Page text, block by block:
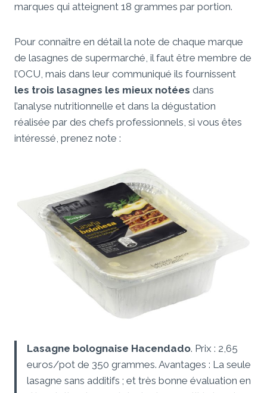
marques qui atteignent 18 grammes par portion.
Pour connaître en détail la note de chaque marque
de lasagnes de supermarché, il faut être membre de
l’OCU, mais dans leur communiqué ils fournissent
les trois lasagnes les mieux notées dans
l’analyse nutritionnelle et dans la dégustation
réalisée par des chefs professionnels, si vous êtes
intéressé, prenez note :
Lasagne bolognaise Hacendado. Prix ​​: 2,65
euros/pot de 350 grammes. Avantages : La seule
lasagne sans additifs ; et très bonne évaluation en